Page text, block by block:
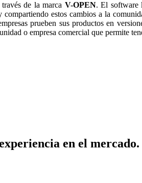
de la marca V-OPEN. El software
estos cambios a la
prueben sus productos en
o empresa comercial que permite
en el mercado.